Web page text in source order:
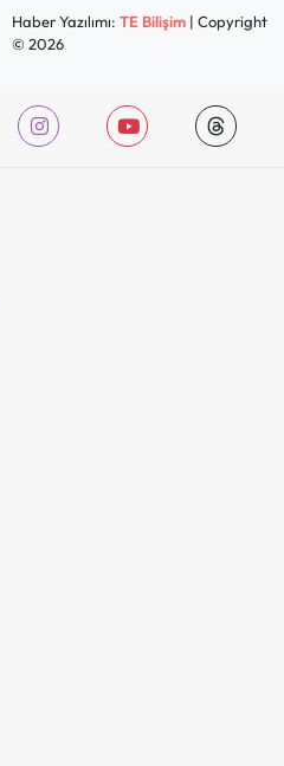
Haber Yazılımı: TE Bilişim| Copyright
© 2026